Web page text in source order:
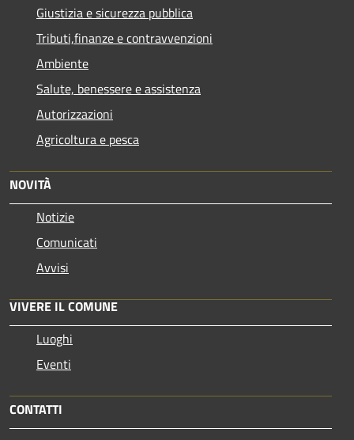
Giustizia e sicurezza pubblica
Tributi,finanze e contravvenzioni
Ambiente
Salute, benessere e assistenza
Autorizzazioni
Agricoltura e pesca
NOVITÀ
Notizie
Comunicati
Avvisi
VIVERE IL COMUNE
Luoghi
Eventi
CONTATTI